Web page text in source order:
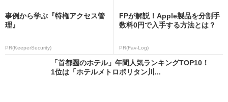
事例から学ぶ『特権アクセス管
理』
PR(KeeperSecurity)
FPが解説！Apple製品を分割手
数料0円で入手する方法とは？
PR(Fav-Log)
「首都圏のホテル」年間人気ランキングTOP10！
1位は「ホテルメトロポリタン川...